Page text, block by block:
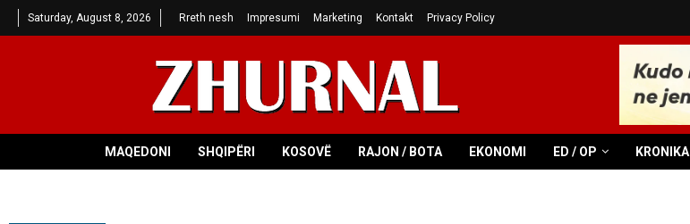
Saturday, August 8, 2026 Rreth nesh Impresumi Marketing Kontakt Privacy Policy
MAQEDONI SHQIPËRI KOSOVË RAJON / BOTA EKONOMI ED / OP KRONIKA